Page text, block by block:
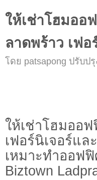
ให้เช่าโฮมออ
ลาดพร้าว เฟ
โดย patsapong ปรับป
ให้เช่าโฮมออ
เฟอร์นิเจอร์แล
เหมาะทำออฟ
Biztown